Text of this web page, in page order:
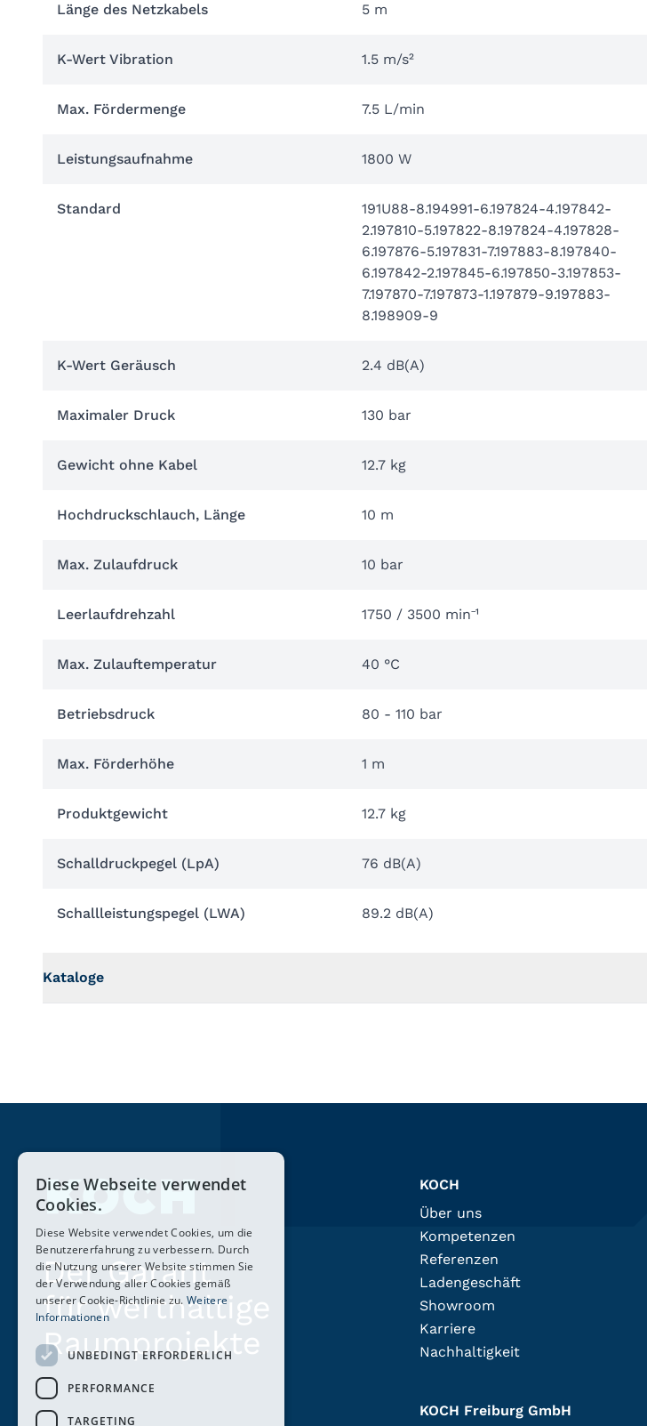
Länge des Netzkabels 5 m
K-Wert Vibration 1.5 m/s²
Max. Fördermenge 7.5 L/min
Leistungsaufnahme 1800 W
Standard
191U88-8.194991-6.197824-4.197842-
2.197810-5.197822-8.197824-4.197828-
6.197876-5.197831-7.197883-8.197840-
6.197842-2.197845-6.197850-3.197853-
7.197870-7.197873-1.197879-9.197883-
8.198909-9
K-Wert Geräusch 2.4 dB(A)
Maximaler Druck 130 bar
Gewicht ohne Kabel 12.7 kg
Hochdruckschlauch, Länge 10 m
Max. Zulaufdruck 10 bar
Leerlaufdrehzahl 1750 / 3500 min⁻¹
Max. Zulauftemperatur 40 °C
Betriebsdruck 80 - 110 bar
Max. Förderhöhe 1 m
Produktgewicht 12.7 kg
Schalldruckpegel (LpA) 76 dB(A)
Schallleistungspegel (LWA) 89.2 dB(A)
Kataloge
Der Garant
für werthaltige
Raumprojekte
KOCH
Über uns
Kompetenzen
Referenzen
Ladengeschäft
Showroom
Karriere
Nachhaltigkeit
KOCH Freiburg GmbH
Diese Webseite verwendet
Cookies.
Diese Website verwendet Cookies, um die
Benutzererfahrung zu verbessern. Durch
die Nutzung unserer Website stimmen Sie
der Verwendung aller Cookies gemäß
unserer Cookie-Richtlinie zu.Weitere
Informationen
UNBEDINGT ERFORDERLICH
PERFORMANCE
TARGETING